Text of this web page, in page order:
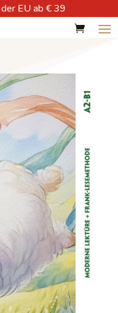
EU ab € 39